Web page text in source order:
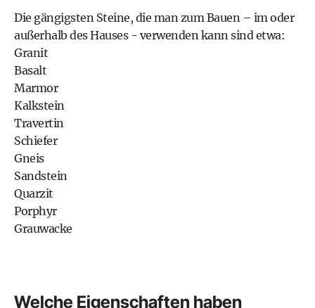
Die gängigsten Steine, die man zum Bauen – im oder
außerhalb des Hauses - verwenden kann sind etwa:
Granit
Basalt
Marmor
Kalkstein
Travertin
Schiefer
Gneis
Sandstein
Quarzit
Porphyr
Grauwacke
Welche Eigenschaften haben